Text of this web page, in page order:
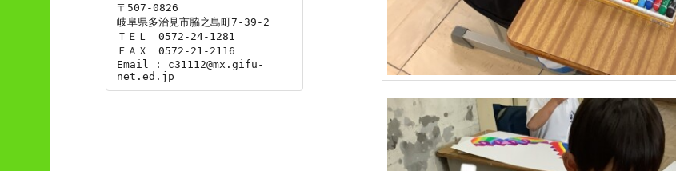
〒507-0826
岐阜県多治見市脇之島町7-39-2
ＴＥＬ　0572-24-1281
ＦＡＸ　0572-21-2116
Email : c31112@mx.gifu-
net.ed.jp